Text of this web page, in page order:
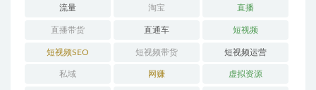
流量 淘宝 直播
直播带货 直通车 短视频
短视频SEO 短视频带货 短视频运营
私域 网赚 虚拟资源